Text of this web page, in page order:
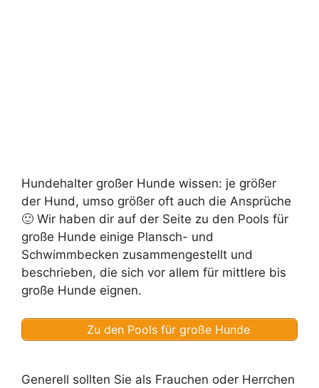
Hundehalter großer Hunde wissen: je größer
der Hund, umso größer oft auch die Ansprüche
🙂 Wir haben dir auf der Seite zu den Pools für
große Hunde einige Plansch- und
Schwimmbecken zusammengestellt und
beschrieben, die sich vor allem für mittlere bis
große Hunde eignen.
Zu den Pools für große Hunde
Generell sollten Sie als Frauchen oder Herrchen